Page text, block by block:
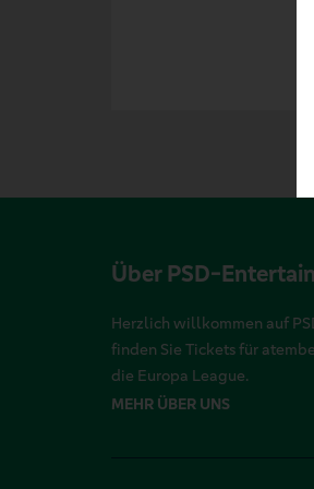
Über PSD-Entertain
Herzlich willkommen auf
finden Sie Tickets für
die Europa League.
MEHR ÜBER UNS